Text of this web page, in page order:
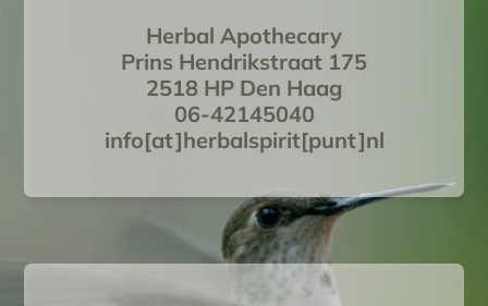
Herbal Apothecary
Prins Hendrikstraat 175
2518 HP Den Haag
06-42145040
info[at]herbalspirit[punt]nl